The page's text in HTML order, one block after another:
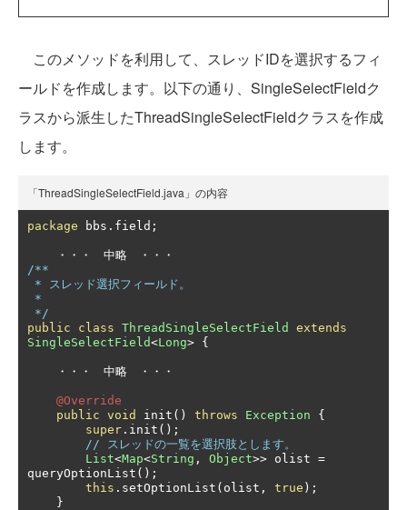
このメソッドを利用して、スレッドIDを選択するフィ
ールドを作成します。以下の通り、SingleSelectFieldク
ラスから派生したThreadSingleSelectFieldクラスを作成
します。
「ThreadSingleSelectField.java」の内容
package bbs . field ;
・・・　中略　・・・
/**
*/
public
class ThreadSingleSelectField
extends
SingleSelectField<Long> {
・・・　中略　・・・
@Override
public void init () throws Exception
{
super . init ();
// スレッドの一覧を選択肢とします。
List<Map<String , Object>> olist =
queryOptionList ();
this . setOptionList ( olist , true );
}